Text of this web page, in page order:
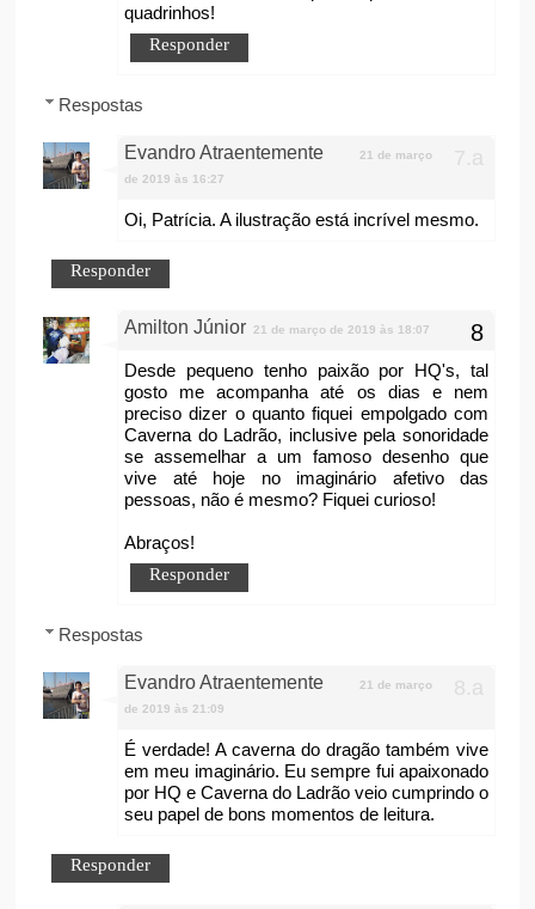
quadrinhos!
Responder
Respostas
Evandro Atraentemente
21 de março
de 2019 às 16:27
Oi, Patrícia. A ilustração está incrível mesmo.
Responder
Amilton Júnior 21 de março de 2019 às 18:07
Desde pequeno tenho paixão por HQ's, tal
gosto me acompanha até os dias e nem
preciso dizer o quanto fiquei empolgado com
Caverna do Ladrão, inclusive pela sonoridade
se assemelhar a um famoso desenho que
vive até hoje no imaginário afetivo das
pessoas, não é mesmo? Fiquei curioso!
Abraços!
Responder
Respostas
Evandro Atraentemente
21 de março
de 2019 às 21:09
É verdade! A caverna do dragão também vive
em meu imaginário. Eu sempre fui apaixonado
por HQ e Caverna do Ladrão veio cumprindo o
seu papel de bons momentos de leitura.
Responder